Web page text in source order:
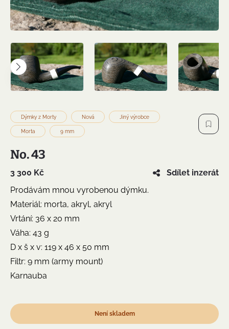
Dýmky z Morty Nová Jiný výrobce
Morta 9 mm
No. 43
3 300 Kč
Sdílet inzerát
Prodávám mnou vyrobenou dýmku.
Materiál: morta, akryl, akryl
Vrtání: 36 x 20 mm
Váha: 43 g
D x š x v: 119 x 46 x 50 mm
Filtr: 9 mm (army mount)
Karnauba
Není skladem